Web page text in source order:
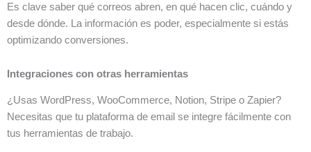
Es clave saber qué correos abren, en qué hacen clic, cuándo y
desde dónde. La información es poder, especialmente si estás
optimizando conversiones.
Integraciones con otras herramientas
¿Usas WordPress, WooCommerce, Notion, Stripe o Zapier?
Necesitas que tu plataforma de email se integre fácilmente con
tus herramientas de trabajo.